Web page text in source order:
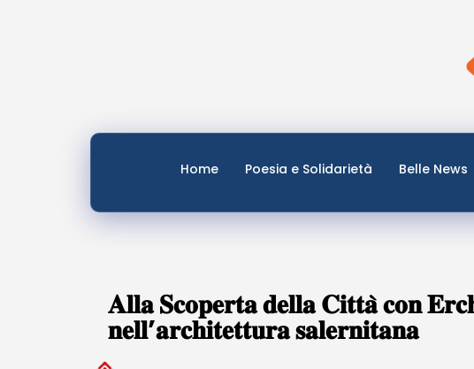
Home Poesia e Solidarietà Belle News
𝐀𝐥𝐥𝐚 𝐒𝐜𝐨𝐩𝐞𝐫𝐭𝐚 𝐝𝐞𝐥𝐥𝐚 𝐂𝐢𝐭𝐭𝐚̀ 𝐜𝐨𝐧
𝐧𝐞𝐥𝐥’𝐚𝐫𝐜𝐡𝐢𝐭𝐞𝐭𝐭𝐮𝐫𝐚 𝐬𝐚𝐥𝐞𝐫𝐧𝐢𝐭𝐚𝐧𝐚